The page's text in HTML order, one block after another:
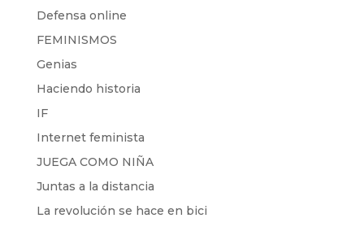
Defensa online
FEMINISMOS
Genias
Haciendo historia
IF
Internet feminista
JUEGA COMO NIÑA
Juntas a la distancia
La revolución se hace en bici